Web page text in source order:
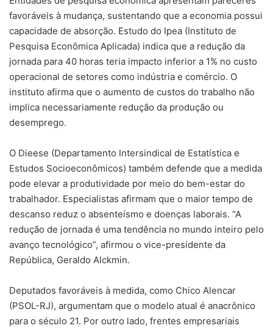
favoráveis à mudança, sustentando que a economia possui
capacidade de absorção. Estudo do Ipea (Instituto de
Pesquisa Econômica Aplicada) indica que a redução da
jornada para 40 horas teria impacto inferior a 1% no custo
operacional de setores como indústria e comércio. O
instituto afirma que o aumento de custos do trabalho não
implica necessariamente redução da produção ou
desemprego.
O Dieese (Departamento Intersindical de Estatística e
Estudos Socioeconômicos) também defende que a medida
pode elevar a produtividade por meio do bem-estar do
trabalhador. Especialistas afirmam que o maior tempo de
descanso reduz o absenteísmo e doenças laborais. “A
redução de jornada é uma tendência no mundo inteiro pelo
avanço tecnológico”, afirmou o vice-presidente da
República, Geraldo Alckmin.
Deputados favoráveis à medida, como Chico Alencar
(PSOL-RJ), argumentam que o modelo atual é anacrônico
para o século 21. Por outro lado, frentes empresariais